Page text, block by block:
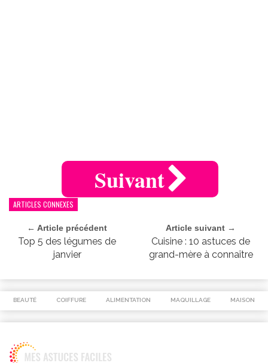
Suivant
ARTICLES CONNEXES
← Article précédent
Top 5 des légumes de
janvier
Article suivant →
Cuisine : 10 astuces de
grand-mère à connaître
BEAUTÉ COIFFURE ALIMENTATION MAQUILLAGE MAISON